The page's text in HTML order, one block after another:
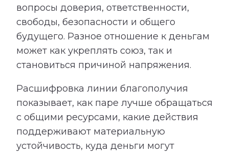
вопросы доверия, ответственности,
свободы, безопасности и общего
будущего. Разное отношение к деньгам
может как укреплять союз, так и
становиться причиной напряжения.
Расшифровка линии благополучия
показывает, как паре лучше обращаться
с общими ресурсами, какие действия
поддерживают материальную
устойчивость, куда деньги могут